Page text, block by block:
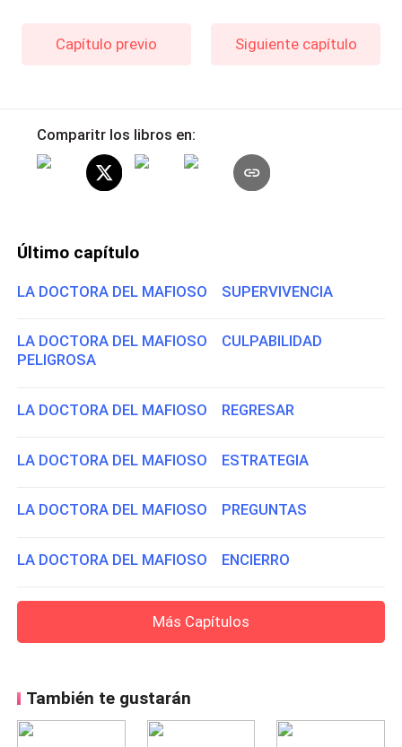
Capítulo previo Siguiente capítulo
Comparitr los libros en:
Último capítulo
LA DOCTORA DEL MAFIOSO SUPERVIVENCIA
LA DOCTORA DEL MAFIOSO CULPABILIDAD
PELIGROSA
LA DOCTORA DEL MAFIOSO REGRESAR
LA DOCTORA DEL MAFIOSO ESTRATEGIA
LA DOCTORA DEL MAFIOSO PREGUNTAS
LA DOCTORA DEL MAFIOSO ENCIERRO
Más Capítulos
También te gustarán